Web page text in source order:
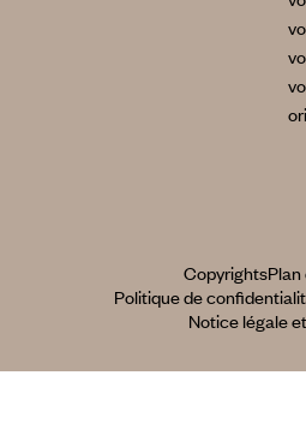
CopyrightsPlan
Politique de
Notice légale